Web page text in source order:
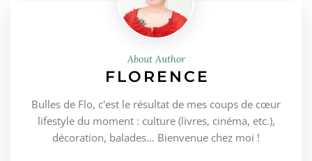
About Author
FLORENCE
Bulles de Flo, c'est le résultat de mes coups de cœur
lifestyle du moment : culture (livres, cinéma, etc.),
décoration, balades... Bienvenue chez moi !